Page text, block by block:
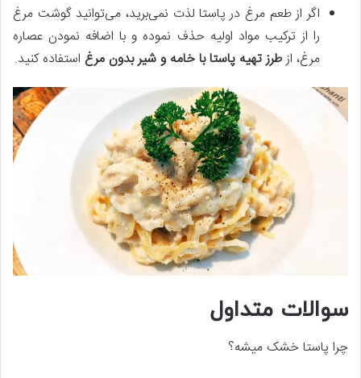
اگر از طعم مرغ در پاستا لذت نمی‌برید، می‌توانید گوشت مرغ
را از ترکیب مواد اولیه حذف نموده و با اضافه نمودن عصاره
مرغ، ازطرز تهیه پاستا با خامه و شیر بدون مرغ استفاده کنید.
سوالات متداول
چرا پاستا خشک میشه؟